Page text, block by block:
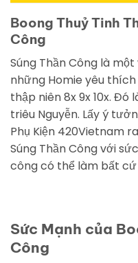
Boong Thuỷ Tinh
Công
Súng Thần Công là
những Homie yêu
thập niên 8x 9x 10x.
triêu Nguyễn. Lấy ý
Phụ Kiện 420Vietnam
Súng Thần Công với
công có thể làm bất cứ
Sức Mạnh của
Công